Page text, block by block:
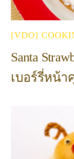
[VDO]
Santa
เบอร์รี่หน้